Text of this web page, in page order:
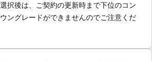
択後は、ご契約の更新時まで下位のコン
ングレードができませんのでご注意くだ